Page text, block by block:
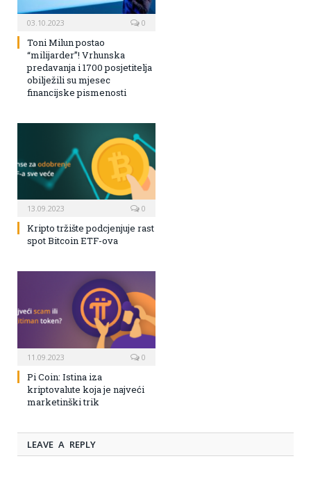
03.10.2023 0
Toni Milun postao
“milijarder”! Vrhunska
predavanja i 1700 posjetitelja
obilježili su mjesec
financijske pismenosti
13.09.2023 0
Kripto tržište podcjenjuje rast
spot Bitcoin ETF-ova
11.09.2023 0
Pi Coin: Istina iza
kriptovalute koja je najveći
marketinški trik
LEAVE A REPLY